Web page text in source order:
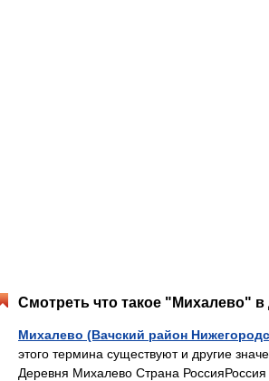
Смотреть что такое "Михалево" в
Михалево (Вачский район
этого термина существуют и другие
Деревня Михалево Страна